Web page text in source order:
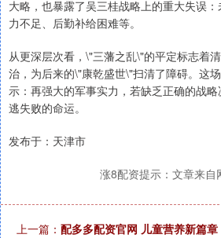
大略，也暴露了吴三桂战略上的重大失误
力不足、后勤补给困难等。
从更深层次看，\"三藩之乱\"的平定标志着
治，为后来的\"康乾盛世\"扫清了障碍。这
示：再强大的军事实力，若缺乏正确的战
逃失败的命运。
发布于：天津市
涨8配资提示：文章来自
上一篇： 配多多配资官网 儿童营养新篇